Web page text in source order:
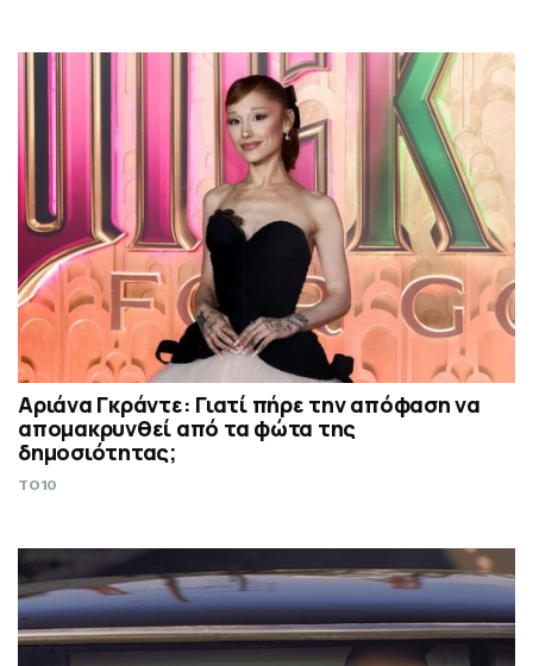
Αριάνα Γκράντε: Γιατί πήρε την απόφαση να
απομακρυνθεί από τα φώτα της
δημοσιότητας;
TO10